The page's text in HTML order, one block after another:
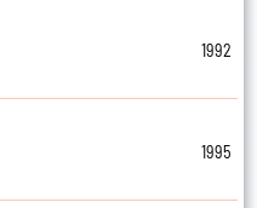
1992
1995